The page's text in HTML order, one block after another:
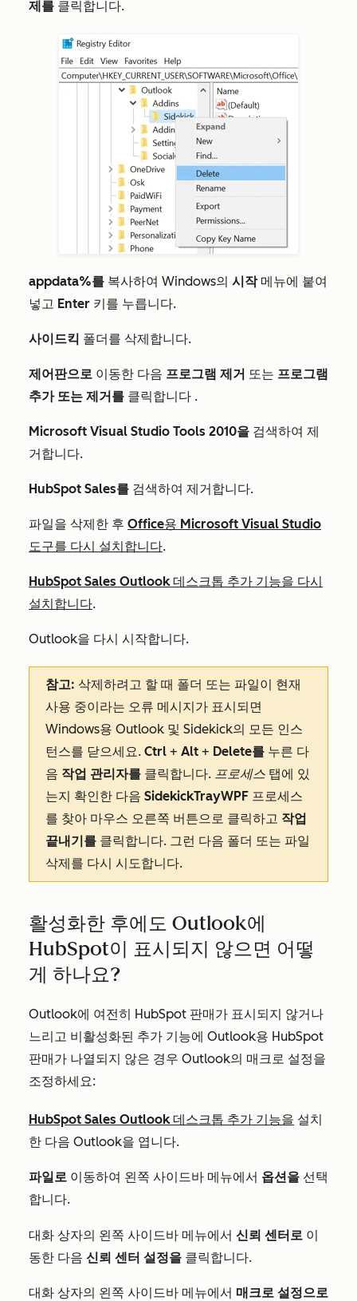
제를 클릭합니다.
appdata%를 복사하여 Windows의 시작메뉴에 붙여
넣고 Enter 키를 누릅니다.
사이드킥 폴더를 삭제합니다.
제어판으로 이동한 다음 프로그램 제거 또는 프로그램
추가 또는 제거를 클릭합니다 .
Microsoft Visual Studio Tools 2010을 검색하여 제
거합니다.
HubSpot Sales를 검색하여 제거합니다.
파일을 삭제한 후 Office용 Microsoft Visual Studio
도구를 다시 설치합니다.
HubSpot Sales Outlook 데스크톱 추가 기능을 다시
설치합니다.
Outlook을 다시 시작합니다.
참고: 삭제하려고 할 때 폴더 또는 파일이 현재
사용 중이라는 오류 메시지가 표시되면
Windows용 Outlook 및 Sidekick의 모든 인스
턴스를 닫으세요. Ctrl + Alt + Delete를 누른 다
음 작업 관리자를 클릭합니다. 프로세스 탭에 있
는지 확인한 다음 SidekickTrayWPF 프로세스
를 찾아 마우스 오른쪽 버튼으로 클릭하고 작업
끝내기를 클릭합니다. 그런 다음 폴더 또는 파일
삭제를 다시 시도합니다.
활성화한 후에도 Outlook에
HubSpot이 표시되지 않으면 어떻
게 하나요?
Outlook에 여전히 HubSpot 판매가 표시되지 않거나
느리고 비활성화된 추가 기능에 Outlook용 HubSpot
판매가 나열되지 않은 경우 Outlook의 매크로 설정을
조정하세요:
HubSpot Sales Outlook 데스크톱 추가 기능을 설치
한 다음 Outlook을 엽니다.
파일로 이동하여 왼쪽 사이드바 메뉴에서 옵션을 선택
합니다.
대화 상자의 왼쪽 사이드바 메뉴에서 신뢰 센터로 이
동한 다음 신뢰 센터 설정을 클릭합니다.
대화 상자의 왼쪽 사이드바 메뉴에서 매크로 설정으로